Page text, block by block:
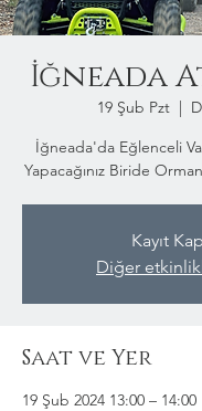
İğneada
19 Şub Pzt
  |
İğneada'da Eğlenceli
Yapacağınız Biride
Kayıt
Diğer
Saat ve Yer
19 Şub 2024 13:00 – 14:00